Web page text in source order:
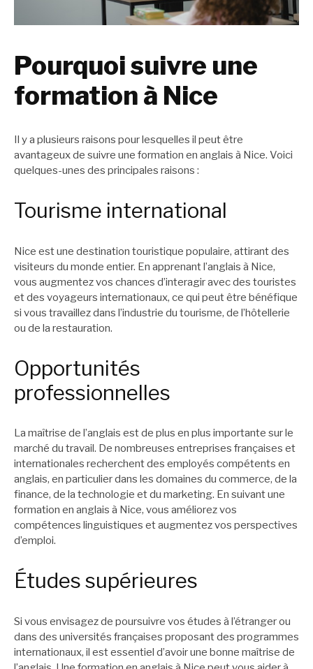
Pourquoi suivre une
formation à Nice
Il y a plusieurs raisons pour lesquelles il peut être
avantageux de suivre une formation en anglais à Nice. Voici
quelques-unes des principales raisons :
Tourisme international
Nice est une destination touristique populaire, attirant des
visiteurs du monde entier. En apprenant l’anglais à Nice,
vous augmentez vos chances d’interagir avec des touristes
et des voyageurs internationaux, ce qui peut être bénéfique
si vous travaillez dans l’industrie du tourisme, de l’hôtellerie
ou de la restauration.
Opportunités
professionnelles
La maîtrise de l’anglais est de plus en plus importante sur le
marché du travail. De nombreuses entreprises françaises et
internationales recherchent des employés compétents en
anglais, en particulier dans les domaines du commerce, de la
finance, de la technologie et du marketing. En suivant une
formation en anglais à Nice, vous améliorez vos
compétences linguistiques et augmentez vos perspectives
d’emploi.
Études supérieures
Si vous envisagez de poursuivre vos études à l’étranger ou
dans des universités françaises proposant des programmes
internationaux, il est essentiel d’avoir une bonne maîtrise de